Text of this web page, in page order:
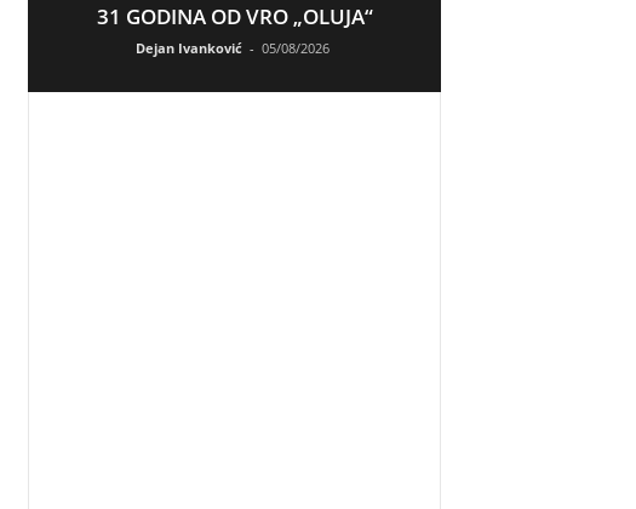
31 GODINA OD VRO „OLUJA“
Dejan Ivanković - 05/08/2026